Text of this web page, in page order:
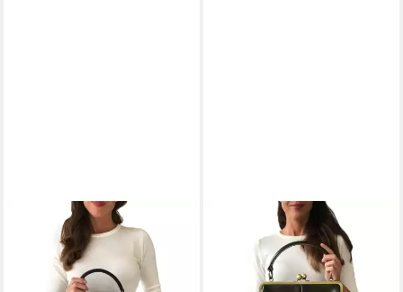
TASCHENKINDER
Handtasche Damen
Handtasche Leder "Kleine
Olive", Umhängetasche,
TASCHENKINDER
Handtasche Damen
Ledertasche "Vintage Olive"
Henkeltasche und